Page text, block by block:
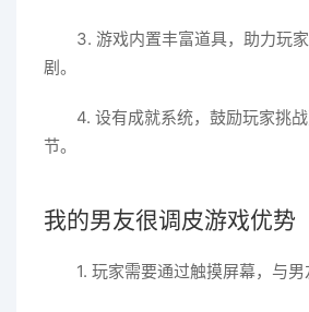
3. 游戏内置丰富道具，助力玩
剧。
4. 设有成就系统，鼓励玩家挑
节。
我的男友很调皮游戏优势
1. 玩家需要通过触摸屏幕，与男